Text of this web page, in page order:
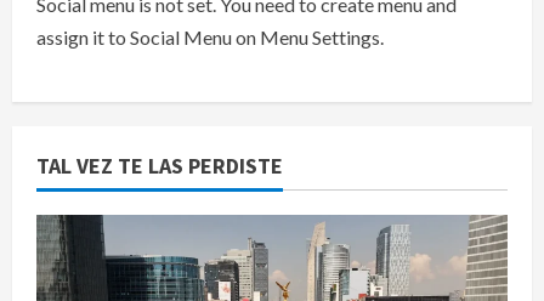
Social menu is not set. You need to create menu and
assign it to Social Menu on Menu Settings.
TAL VEZ TE LAS PERDISTE